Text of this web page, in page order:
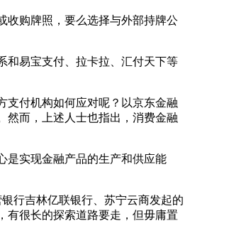
购牌照，要么选择与外部持牌公
易宝支付、拉卡拉、汇付天下等
付机构如何应对呢？以京东金融
然而，上述人士也指出，消费金融
实现金融产品的生产和供应能
行吉林亿联银行、苏宁云商发起的
有很长的探索道路要走，但毋庸置